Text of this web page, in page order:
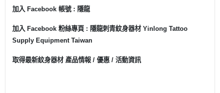
加入 Facebook 帳號 : 隱龍
加入 Facebook 粉絲專頁 : 隱龍刺青紋身器材 Yinlong Tattoo
Supply Equipment Taiwan
取得最新紋身器材 產品情報 / 優惠 / 活動資訊